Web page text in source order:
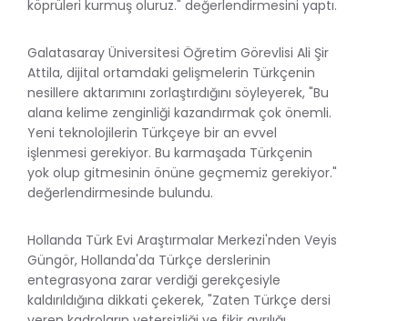
köprüleri kurmuş oluruz." değerlendirmesini yaptı.
Galatasaray Üniversitesi Öğretim Görevlisi Ali Şir
Attila, dijital ortamdaki gelişmelerin Türkçenin
nesillere aktarımını zorlaştırdığını söyleyerek, "Bu
alana kelime zenginliği kazandırmak çok önemli.
Yeni teknolojilerin Türkçeye bir an evvel
işlenmesi gerekiyor. Bu karmaşada Türkçenin
yok olup gitmesinin önüne geçmemiz gerekiyor."
değerlendirmesinde bulundu.
Hollanda Türk Evi Araştırmalar Merkezi'nden Veyis
Güngör, Hollanda'da Türkçe derslerinin
entegrasyona zarar verdiği gerekçesiyle
kaldırıldığına dikkati çekerek, "Zaten Türkçe dersi